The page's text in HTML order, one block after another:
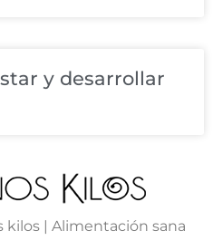
y desarrollar
kilos | Alimentación sana